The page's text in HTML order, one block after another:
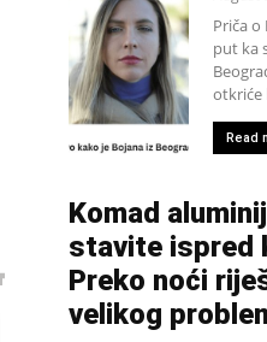
Priča o
put ka
otkriće
Read
Komad
stavite ispred
Preko noći
velikog